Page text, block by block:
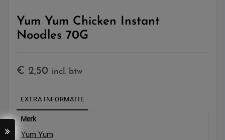
Yum Yum Chicken Instant
Noodles 70G
€ 2,50 incl. btw
EXTRA INFORMATIE
Merk
Yum Yum